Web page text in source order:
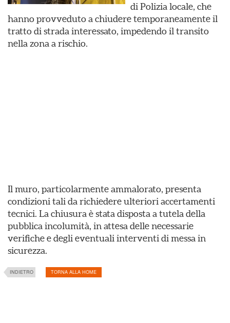
di Polizia locale, che
hanno provveduto a chiudere temporaneamente il
tratto di strada interessato, impedendo il transito
nella zona a rischio.
Il muro, particolarmente ammalorato, presenta
condizioni tali da richiedere ulteriori accertamenti
tecnici. La chiusura è stata disposta a tutela della
pubblica incolumità, in attesa delle necessarie
verifiche e degli eventuali interventi di messa in
sicurezza.
INDIETRO TORNA ALLA HOME